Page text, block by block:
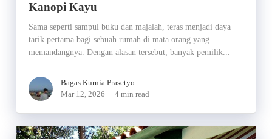
Kanopi Kayu
Sama seperti sampul buku dan majalah, teras menjadi daya
tarik pertama bagi sebuah rumah di mata orang yang
memandangnya. Dengan alasan tersebut, banyak pemilik...
Bagas Kurnia Prasetyo
Mar 12, 2026
4 min read